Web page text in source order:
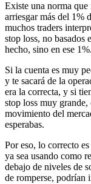
Existe una norma
arriesgar más del 1%
muchos traders
stop loss, no basados
hecho, sino en ese 1%.
Si la cuenta es muy
y te sacará de la
era la correcta, y si
stop loss muy grande,
movimiento del
esperabas.
Por eso, lo correcto
ya sea usando como
debajo de niveles de
de romperse, podrían